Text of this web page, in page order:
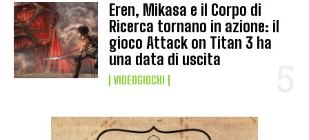
Eren, Mikasa e il Corpo di
Ricerca tornano in azione: il
gioco Attack on Titan 3 ha
una data di uscita
VIDEOGIOCHI